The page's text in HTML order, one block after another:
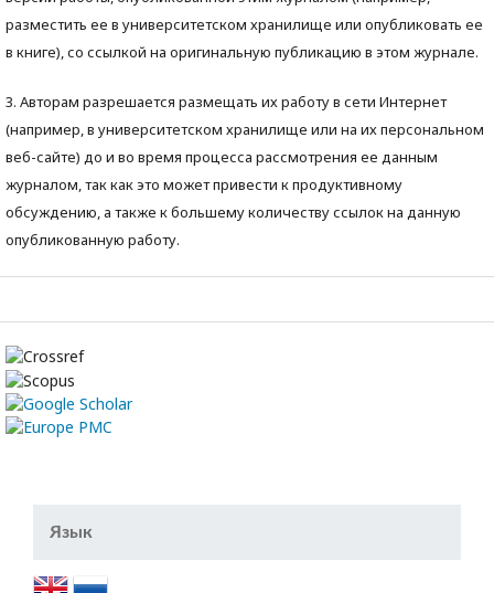
разместить ее в университетском хранилище или опубликовать ее
в книге), со ссылкой на оригинальную публикацию в этом журнале.
3. Авторам разрешается размещать их работу в сети Интернет
(например, в университетском хранилище или на их персональном
веб-сайте) до и во время процесса рассмотрения ее данным
журналом, так как это может привести к продуктивному
обсуждению, а также к большему количеству ссылок на данную
опубликованную работу.
Язык